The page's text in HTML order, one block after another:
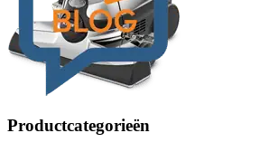
Productcategorieën